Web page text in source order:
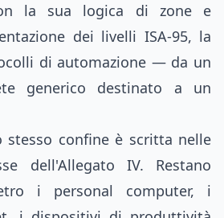
la sua logica di zone e
dei livelli ISA-95, la
di automazione — da un
generico destinato a un
stesso confine è scritta nelle
dell'Allegato IV. Restano
i personal computer, i